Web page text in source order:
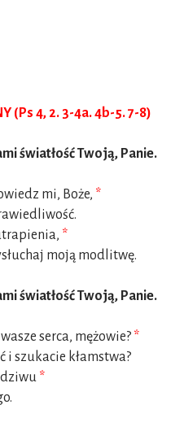
(Ps 4, 2. 3-4a. 4b-5. 7-8)
światłość Twoją, Panie.
mi, Boże, *
*
moją modlitwę.
światłość Twoją, Panie.
serca, mężowie? *
i szukacie kłamstwa?
*